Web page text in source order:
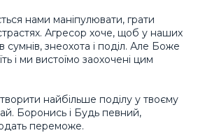
нами маніпулювати, грати
Агресор хоче, щоб у наших
сумнів, знеохота і поділ. Але Боже
і ми вистоїмо заохочені цим
найбільше поділу у твоєму
Боронись і Будь певний,
переможе.